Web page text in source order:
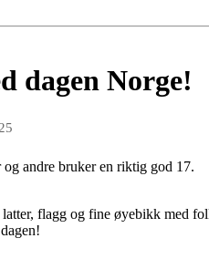
dagen Norge!
andre bruker en riktig god 17.
flagg og fine øyebikk med